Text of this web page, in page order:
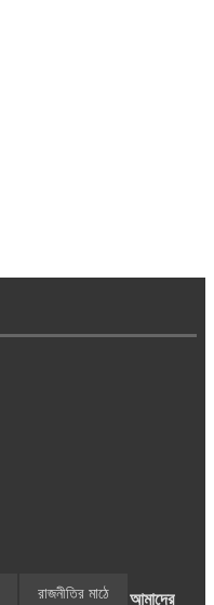
রাজনীতির মাঠে আমাদের